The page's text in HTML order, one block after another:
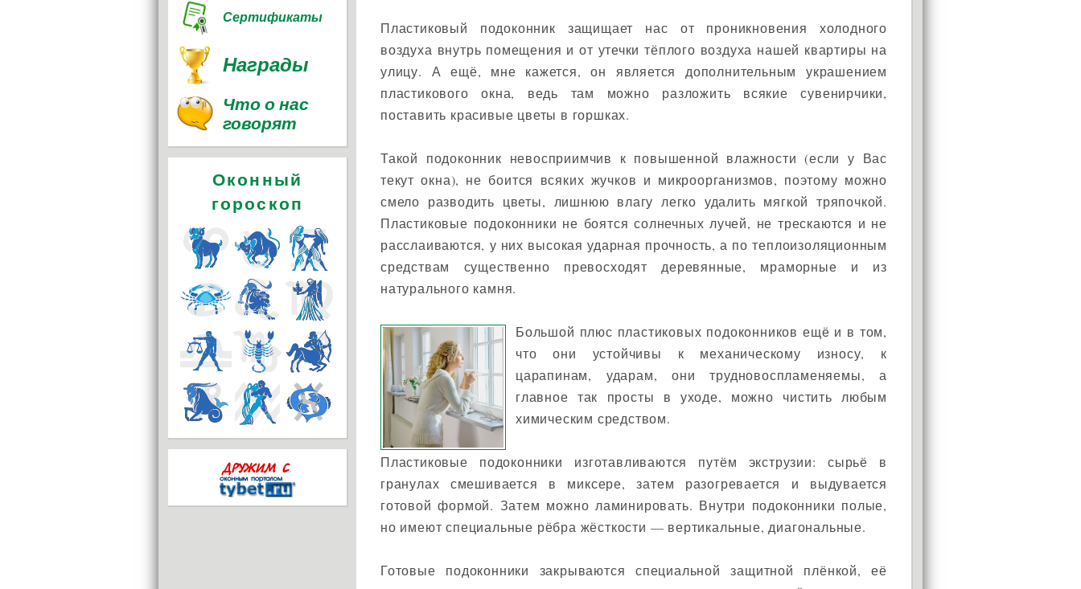
Установи окно и получи
в подарок подарочный
сертификат на сумму
1000 рублей!
Пластиковый подоконник защищает нас от проникновения холодного
воздуха внутрь помещения и от утечки тёплого воздуха нашей квартиры на
улицу. А ещё, мне кажется, он является дополнительным украшением
пластикового окна, ведь там можно разложить всякие сувенирчики,
поставить красивые цветы в горшках.
Такой подоконник невосприимчив к повышенной влажности (если у Вас
текут окна), не боится всяких жучков и микроорганизмов, поэтому можно
смело разводить цветы, лишнюю влагу легко удалить мягкой тряпочкой.
Пластиковые подоконники не боятся солнечных лучей, не трескаются и не
расслаиваются, у них высокая ударная прочность, а по теплоизоляционным
средствам существенно превосходят деревянные, мраморные и из
натурального камня.
Большой плюс пластиковых подоконников ещё и в том,
что они устойчивы к механическому износу, к
царапинам, ударам, они трудновоспламеняемы, а
главное так просты в уходе, можно чистить любым
химическим средством.
Пластиковые подоконники изготавливаются путём экструзии: сырьё в
гранулах смешивается в миксере, затем разогревается и выдувается
готовой формой. Затем можно ламинировать. Внутри подоконники полые,
но имеют специальные рёбра жёсткости — вертикальные, диагональные.
Готовые подоконники закрываются специальной защитной плёнкой, её
Сертификаты
Награды
Что о нас
говорят
Оконный
гороскоп